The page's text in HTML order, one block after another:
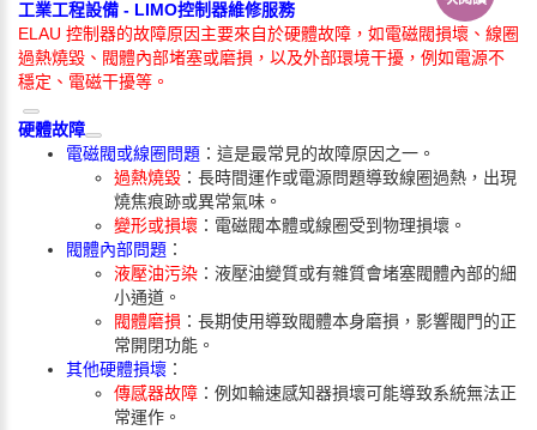
工業工程設備 - LIMO控制器維修服務
ELAU 控制器的故障原因主要來自於硬體故障 ，如電磁閥損壞、線圈
過熱燒毀、閥體內部堵塞或磨損，以及外部環境干擾 ，例如電源不
穩定、電磁干擾等。
硬體故障
電磁閥或線圈問題 ：這是最常見的故障原因之一。
過熱燒毀 ：長時間運作或電源問題導致線圈過熱，出現
燒焦痕跡或異常氣味。
變形或損壞 ：電磁閥本體或線圈受到物理損壞。
閥體內部問題 ：
液壓油污染 ：液壓油變質或有雜質會堵塞閥體內部的細
小通道。
閥體磨損 ：長期使用導致閥體本身磨損，影響閥門的正
常開閉功能。
其他硬體損壞 ：
傳感器故障 ：例如輪速感知器損壞可能導致系統無法正
常運作。